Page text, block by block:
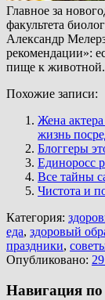
Главное за
факультета
Александр
рекомендации»:
пище к животной.
Похожие записи:
Жена
жизнь
Блоггеры
Единоросс
Все тайны
Чистота и
Категория:
еда, здоровый
праздники,
Опубликовано:
Навигация по